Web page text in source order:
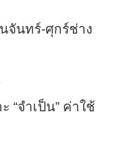
จันทร์-ศุกร์ช่าง
“จำเป็น” ค่าใช้